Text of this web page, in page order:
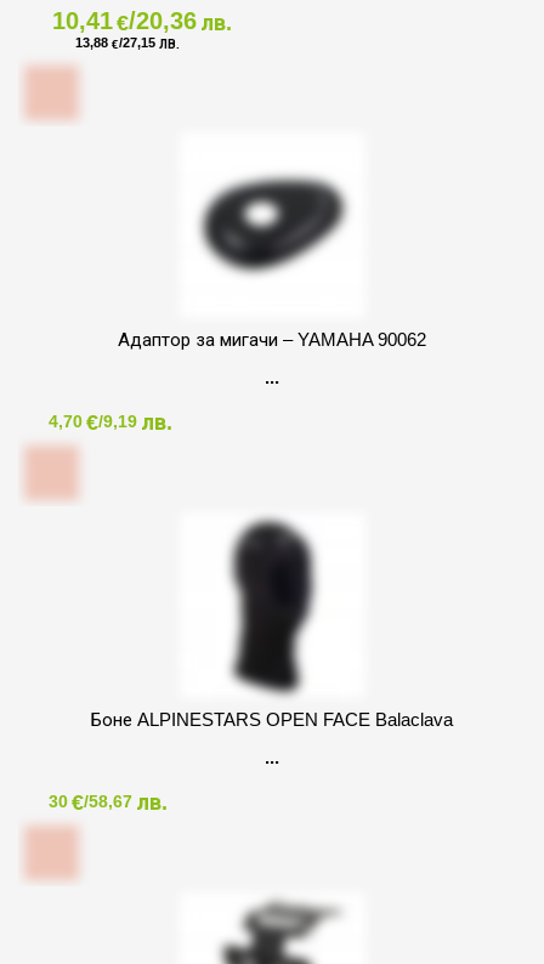
10,41€/20,36 лв.
13,88 €/27,15 ЛВ.
Адаптор за мигачи – YAMAHA 90062
4,70€/9,19 лв.
Боне ALPINESTARS OPEN FACE Balaclava
30€/58,67 лв.